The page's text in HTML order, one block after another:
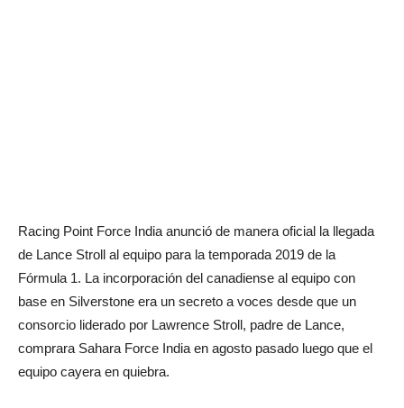
Racing Point Force India anunció de manera oficial la llegada
de Lance Stroll al equipo para la temporada 2019 de la
Fórmula 1. La incorporación del canadiense al equipo con
base en Silverstone era un secreto a voces desde que un
consorcio liderado por Lawrence Stroll, padre de Lance,
comprara Sahara Force India en agosto pasado luego que el
equipo cayera en quiebra.